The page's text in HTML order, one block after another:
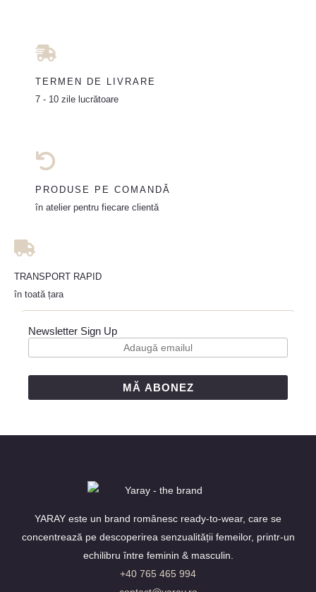
TERMEN DE LIVRARE
7 - 10 zile lucrătoare
PRODUSE PE COMANDĂ
în atelier pentru fiecare clientă
TRANSPORT RAPID
în toată țara
Newsletter Sign Up
MĂ ABONEZ
YARAY este un brand românesc ready-to-wear, care se
concentrează pe descoperirea senzualității femeilor, printr-un
echilibru între feminin & masculin.
+40 765 465 994